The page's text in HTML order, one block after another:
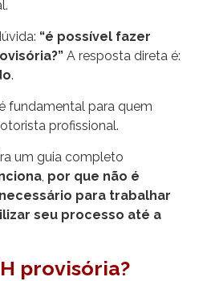
“é possível fazer
A resposta direta é:
.
fundamental para quem
profissional.
um guia completo
por que não é
para trabalhar
seu processo até a
provisória?